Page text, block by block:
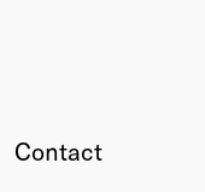
Contact